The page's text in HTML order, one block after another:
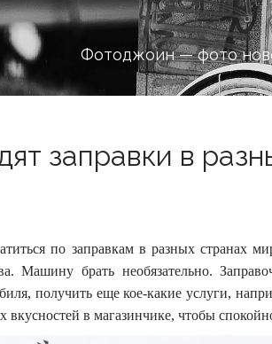
Фотоджоин — фото
заправки в
по заправкам в разных странах
Машину брать необязательно.
получить еще кое-какие услуги,
вкусностей в магазинчике, чтобы